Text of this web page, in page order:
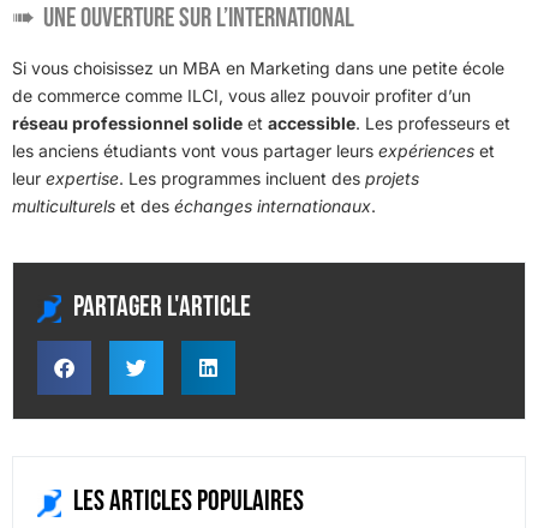
Une ouverture sur l’international
Si vous choisissez un MBA en Marketing dans une petite école
de commerce comme ILCI, vous allez pouvoir profiter d’un
réseau professionnel solide et accessible. Les professeurs et
les anciens étudiants vont vous partager leurs expériences et
leur expertise. Les programmes incluent des projets
multiculturels et des échanges internationaux.
Partager l'article
Les articles populaires